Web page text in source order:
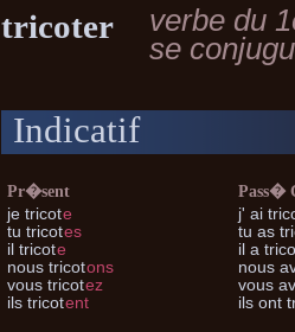
tricoter
verbe du
se
Indicatif
Pr�sent
je tricote
tu tricotes
il tricote
nous tricotons
vous tricotez
ils tricotent
Pass�
j' ai
tu as
il a
nous
vous
ils ont